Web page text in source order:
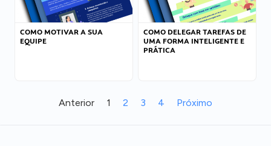
COMO MOTIVAR A SUA
EQUIPE
COMO DELEGAR TAREFAS DE
UMA FORMA INTELIGENTE E
PRÁTICA
Anterior 1 2 3 4 Próximo